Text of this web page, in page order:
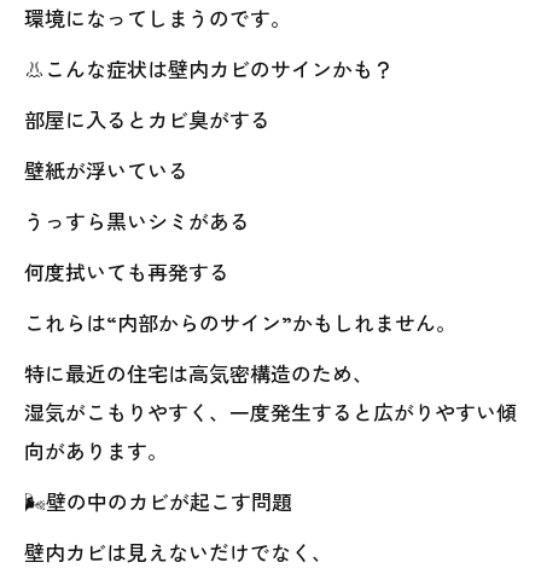
環境になってしまうのです。
👃こんな症状は壁内カビのサインかも？
部屋に入るとカビ臭がする
壁紙が浮いている
うっすら黒いシミがある
何度拭いても再発する
これらは“内部からのサイン”かもしれません。
特に最近の住宅は高気密構造のため、
湿気がこもりやすく、一度発生すると広がりやすい傾
向があります。
🌬壁の中のカビが起こす問題
壁内カビは見えないだけでなく、